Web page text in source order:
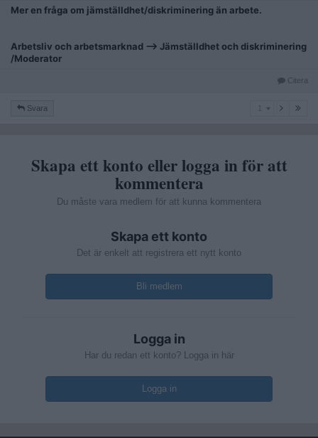
Mer en fråga om jämställdhet/diskriminering än arbete.
Arbetsliv och arbetsmarknad --> Jämställdhet och diskriminering
/Moderator
Citera
Svara
Skapa ett konto eller logga in för att
kommentera
Du måste vara medlem för att kunna kommentera
Skapa ett konto
Det är enkelt att registrera ett nytt konto
Bli medlem
Logga in
Har du redan ett konto? Logga in här
Logga in